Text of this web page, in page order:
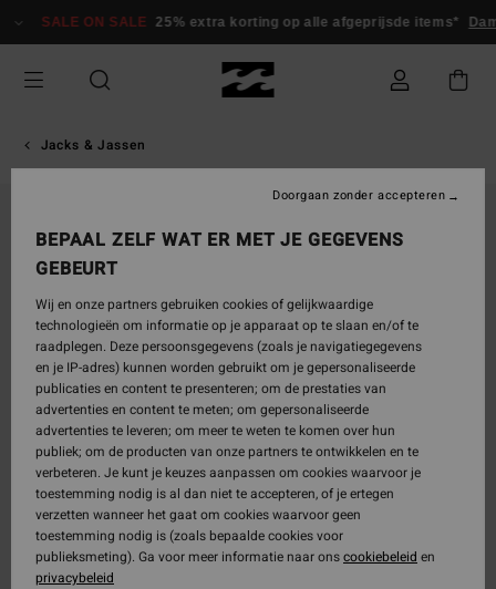
naar
SALE ON SALE 25% extra korting op alle afgeprijsde items*
Jacks & Jassen
BEPAAL ZELF WAT ER MET JE GEGEVENS
GEBEURT
Wij en onze partners gebruiken cookies of gelijkwaardige
technologieën om informatie op je apparaat op te slaan en/of te
raadplegen. Deze persoonsgegevens (zoals je navigatiegegevens
en je IP-adres) kunnen worden gebruikt om je gepersonaliseerde
publicaties en content te presenteren; om de prestaties van
advertenties en content te meten; om gepersonaliseerde
advertenties te leveren; om meer te weten te komen over hun
publiek; om de producten van onze partners te ontwikkelen en te
verbeteren. Je kunt je keuzes aanpassen om cookies waarvoor je
toestemming nodig is al dan niet te accepteren, of je ertegen
verzetten wanneer het gaat om cookies waarvoor geen
toestemming nodig is (zoals bepaalde cookies voor
publieksmeting). Ga voor meer informatie naar onscookiebeleid en
privacybeleid
Doorgaan zonder accepteren